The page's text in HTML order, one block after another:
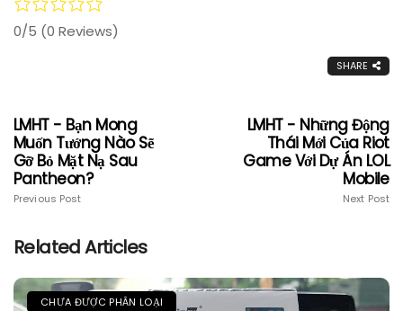
0/5 (0 Reviews)
SHARE
LMHT - Bạn Mong
Muốn Tướng Nào Sẽ
Gỡ Bỏ Mặt Nạ Sau
Pantheon?
Previous Post
LMHT - Những Động
Thái Mới Của Riot
Game Với Dự Án LOL
Mobile
Next Post
Related Articles
CHƯA ĐƯỢC PHÂN LOẠI